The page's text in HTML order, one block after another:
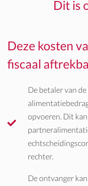
Dit is
Deze kosten
fiscaal
De betaler van
opvoeren. Dit
rechter.
De ontvanger